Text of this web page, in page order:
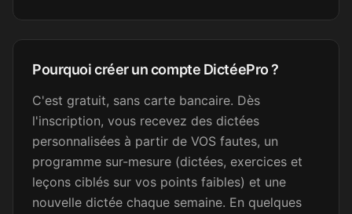
Super, merci beaucoup !
Secrétaire médicale
Merci beaucoup !
EL Emma L.
Secrétaire médicale
Pourquoi créer un compte DictéePro ?
C'est gratuit, sans carte bancaire. Dès
l'inscription, vous recevez des dictées
personnalisées à partir de VOS fautes, un
programme sur-mesure (dictées, exercices et
leçons ciblés sur vos points faibles) et une
nouvelle dictée chaque semaine. En quelques